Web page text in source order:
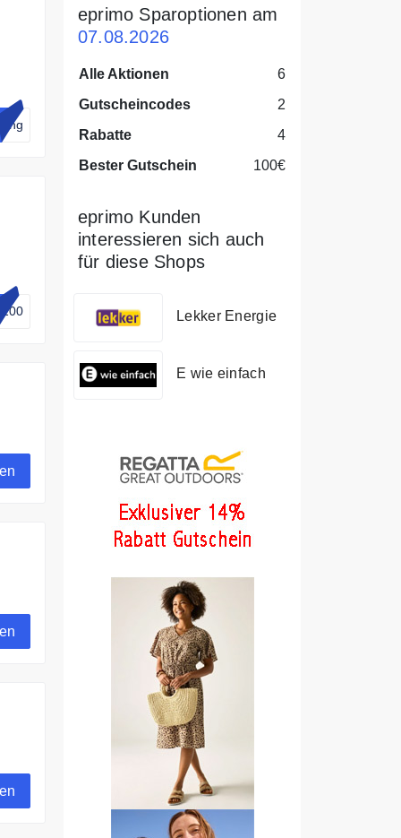
lung
eprimo Sparoptionen am
07.08.2026
Alle Aktionen
6
Gutscheincodes
2
Rabatte
4
Bester Gutschein
100€
eprimo Kunden
interessieren sich auch
für diese Shops
Lekker Energie
E wie einfach